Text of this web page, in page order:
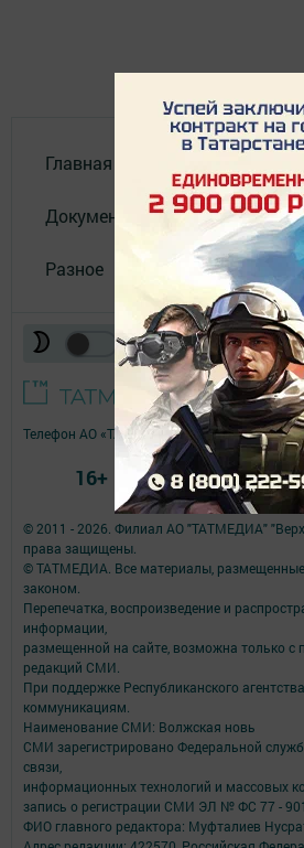
Главная
Документы
Разное
© 2011 - 2026. Филиал АО "ТАТМЕДИА"
права защищены.
© ТАТМЕДИА. Все материалы,
законом.
Перепечатка, воспроизведение и
информации,
размещенной на сайте, возможна только с
редакций СМИ.
При поддержке Республиканского
коммуникациям.
Наименование СМИ: Волжская новь
СМИ зарегистрировано Федеральной
связи,
информационных технологий и массовых
запись о регистрации СМИ ЭЛ № ФС 77 -
ФИО главного редактора: Муфталиев
Телефон АО «ТАТМЕДИА»:(843) 222 09 84
16+